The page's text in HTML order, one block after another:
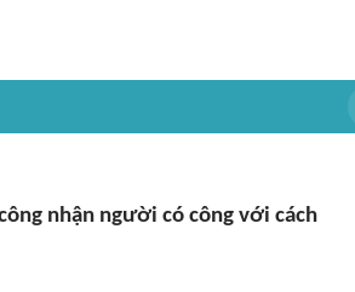
nhận người có công với cách